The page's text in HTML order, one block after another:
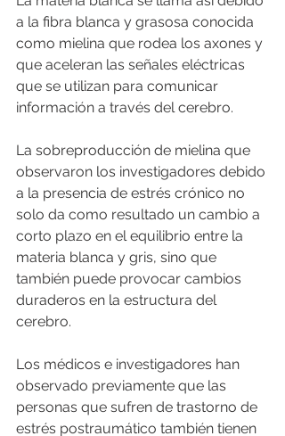
a la fibra blanca y grasosa conocida
como mielina que rodea los axones y
que aceleran las señales eléctricas
que se utilizan para comunicar
información a través del cerebro.
La sobreproducción de mielina que
observaron los investigadores debido
a la presencia de estrés crónico no
solo da como resultado un cambio a
corto plazo en el equilibrio entre la
materia blanca y gris, sino que
también puede provocar cambios
duraderos en la estructura del
cerebro.
Los médicos e investigadores han
observado previamente que las
personas que sufren de trastorno de
estrés postraumático también tienen